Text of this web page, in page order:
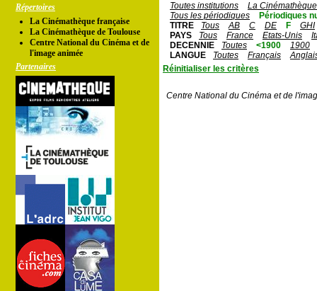
Répertoires
La Cinémathèque française
La Cinémathèque de Toulouse
Centre National du Cinéma et de
l'image animée
Partenaires
Toutes institutions
La
Tous les périodiques
Périodiques
TITRE
Tous AB C DE F
GHI
PAYS
Tous France Etats-Unis
DECENNIE
Toutes <1900
1900
LANGUE
Toutes Français
Réinitialiser les critères
Centre National du Cinéma et de